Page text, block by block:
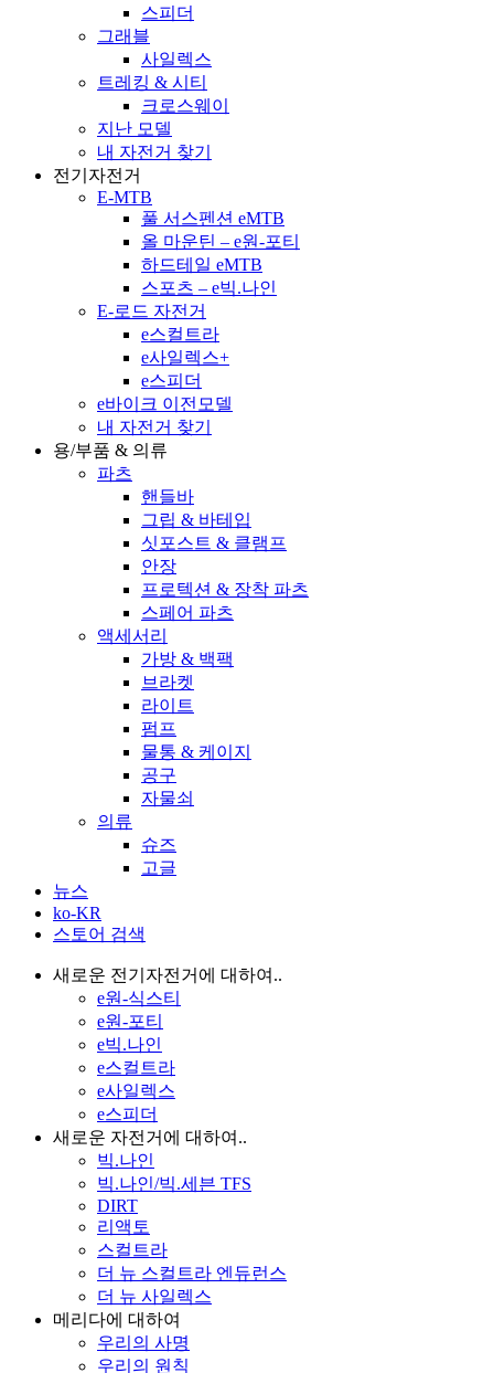
스피더
그래블
사일렉스
트레킹 & 시티
크로스웨이
지난 모델
내 자전거 찾기
전기자전거
E-MTB
풀 서스펜션 eMTB
올 마운틴 – e원-포티
하드테일 eMTB
스포츠 – e빅.나인
E-로드 자전거
e스컬트라
e사일렉스+
e스피더
e바이크 이전모델
내 자전거 찾기
용/부품 & 의류
파츠
핸들바
그립 & 바테입
싯포스트 & 클램프
안장
프로텍션 & 장착 파츠
스페어 파츠
액세서리
가방 & 백팩
브라켓
라이트
펌프
물통 & 케이지
공구
자물쇠
의류
슈즈
고글
뉴스
ko-KR
스토어 검색
새로운 전기자전거에 대하여..
e원-식스티
e원-포티
e빅.나인
e스컬트라
e사일렉스
e스피더
새로운 자전거에 대하여..
빅.나인
빅.나인/빅.세븐 TFS
DIRT
리액토
스컬트라
더 뉴 스컬트라 엔듀런스
더 뉴 사일렉스
메리다에 대하여
우리의 사명
우리의 원칙